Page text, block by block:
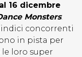
16 dicembre
Monsters:
concorrenti
in pista per
loro super